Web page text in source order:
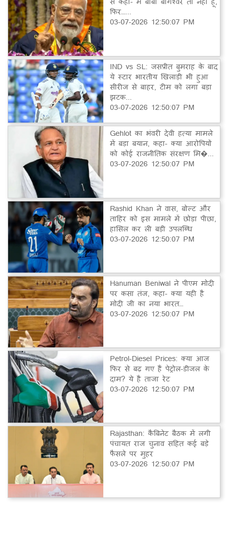
फिर…...
03-07-2026 12:50:07 PM
IND vs SL: जसप्रीत बुमराह के बाद
ये स्टार भारतीय खिलाड़ी भी हुआ
सीरीज से बाहर, टीम को लगा बड़ा
झटक...
03-07-2026 12:50:07 PM
Gehlot का भंवरी देवी हत्या मामले
में बड़ा बयान, कहा- क्या आरोपियों
को कोई राजनीतिक संरक्षण मि�...
03-07-2026 12:50:07 PM
Rashid Khan ने वास, बोल्ट और
ताहिर को इस मामले में छोड़ा पीछा,
हासिल कर ली बड़ी उपलब्धि
03-07-2026 12:50:07 PM
Hanuman Beniwal ने पीएम मोदी
पर कसा तंज, कहा- क्या यही है
मोदी जी का नया भारत…
03-07-2026 12:50:07 PM
Petrol-Diesel Prices: क्या आज
फिर से बढ़ गए हैं पेट्रोल-डीजल के
दाम? ये है ताजा रेट
03-07-2026 12:50:07 PM
Rajasthan: कैबिनेट बैठक में लगी
पंचायत राज चुनाव सहित कई बड़े
फैसले पर मुहर
03-07-2026 12:50:07 PM